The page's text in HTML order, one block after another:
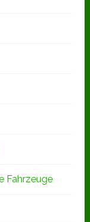
Fahrzeuge